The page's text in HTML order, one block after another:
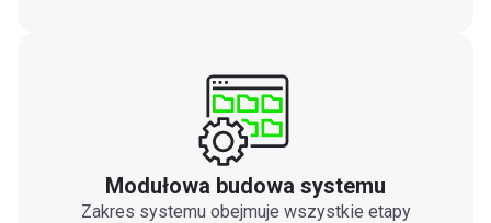
Modułowa budowa systemu
Zakres systemu obejmuje wszystkie etapy